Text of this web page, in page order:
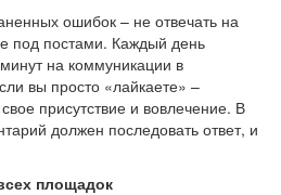
ошибок – не отвечать на
под постами. Каждый день
на коммуникации в
вы просто «лайкаете» –
присутствие и вовлечение. В
должен последовать ответ, и
площадок